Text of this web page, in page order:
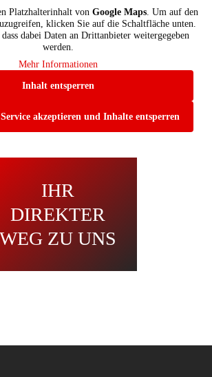
Platzhalterinhalt von Google Maps. Um auf den
klicken Sie auf die Schaltfläche unten.
dabei Daten an Drittanbieter weitergegeben
werden.
Mehr Informationen
Inhalt entsperren
akzeptieren und Inhalte entsperren
IHR
DIREKTER
WEG ZU UNS